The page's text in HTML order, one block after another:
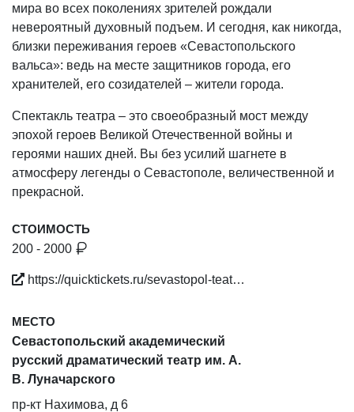
мира во всех поколениях зрителей рождали
невероятный духовный подъем. И сегодня, как никогда,
близки переживания героев «Севастопольского
вальса»: ведь на месте защитников города, его
хранителей, его созидателей – жители города.
Спектакль театра – это своеобразный мост между
эпохой героев Великой Отечественной войны и
героями наших дней. Вы без усилий шагнете в
атмосферу легенды о Севастополе, величественной и
прекрасной.
СТОИМОСТЬ
200 - 2000
https://quicktickets.ru/sevastopol-teat…
МЕСТО
Севастопольский академический
русский драматический театр им. А.
В. Луначарского
пр-кт Нахимова, д 6